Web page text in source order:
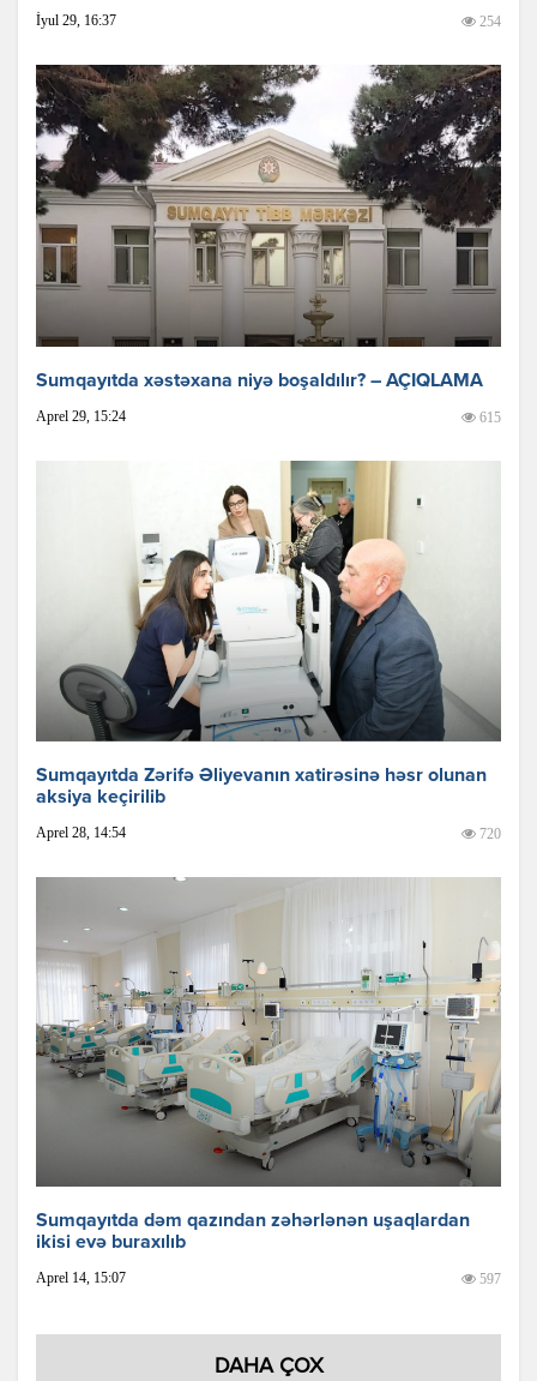
İyul 29, 16:37 254
Sumqayıtda xəstəxana niyə boşaldılır? – AÇIQLAMA
Aprel 29, 15:24 615
Sumqayıtda Zərifə Əliyevanın xatirəsinə həsr olunan
aksiya keçirilib
Aprel 28, 14:54 720
Sumqayıtda dəm qazından zəhərlənən uşaqlardan
ikisi evə buraxılıb
Aprel 14, 15:07 597
DAHA ÇOX